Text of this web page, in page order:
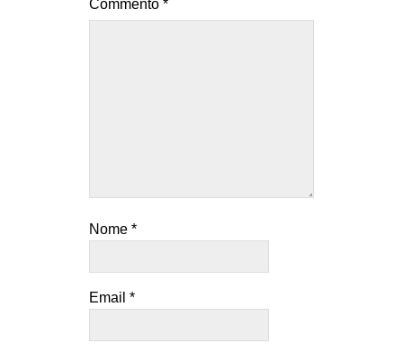
Commento *
Nome *
Email *